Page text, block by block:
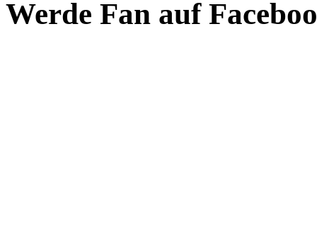
Werde Fan auf